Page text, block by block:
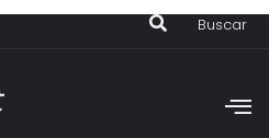
Buscar